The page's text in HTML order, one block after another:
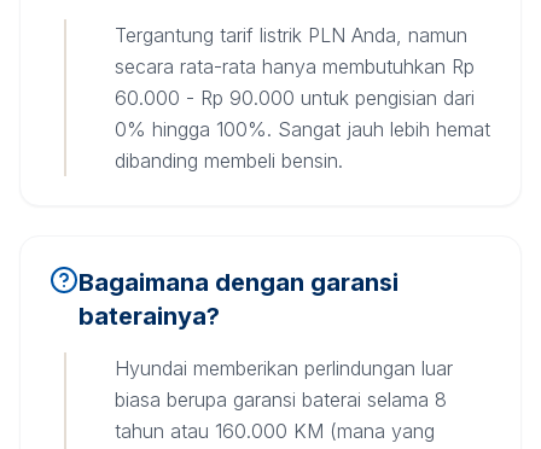
Tergantung tarif listrik PLN Anda, namun
secara rata-rata hanya membutuhkan Rp
60.000 - Rp 90.000 untuk pengisian dari
0% hingga 100%. Sangat jauh lebih hemat
dibanding membeli bensin.
Bagaimana dengan garansi
baterainya?
Hyundai memberikan perlindungan luar
biasa berupa garansi baterai selama 8
tahun atau 160.000 KM (mana yang